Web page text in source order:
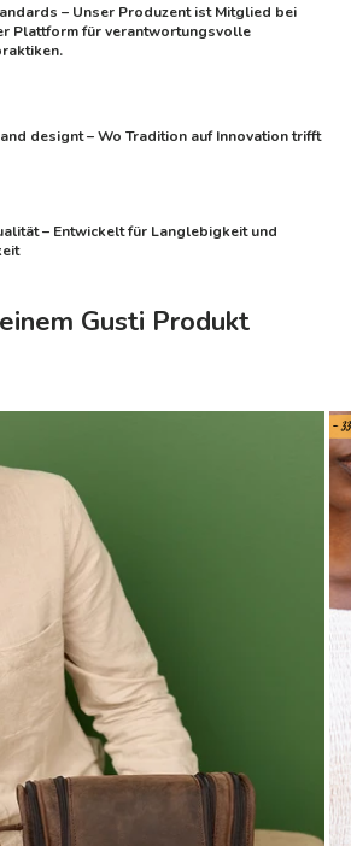
– Unser Produzent ist Mitglied bei
Plattform für verantwortungsvolle
designt – Wo Tradition auf Innovation trifft
– Entwickelt für Langlebigkeit und
Gusti Produkt
-